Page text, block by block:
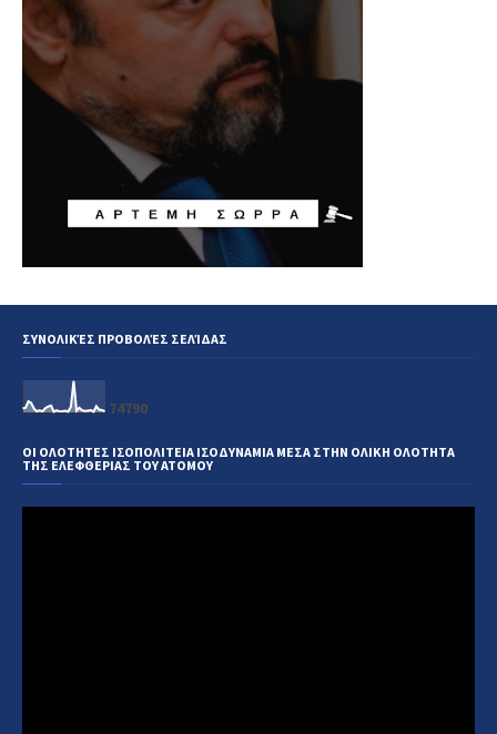
ΣΥΝΟΛΙΚΈΣ ΠΡΟΒΟΛΈΣ ΣΕΛΊΔΑΣ
74790
ΟΙ ΟΛΟΤΗΤΕΣ ΙΣΟΠΟΛΙΤΕΙΑ ΙΣΟΔΥΝΑΜΙΑ ΜΕΣΑ ΣΤΗΝ ΟΛΙΚΗ ΟΛΟΤΗΤΑ
ΤΗΣ ΕΛΕΦΘΕΡΙΑΣ ΤΟΥ ΑΤΟΜΟΥ